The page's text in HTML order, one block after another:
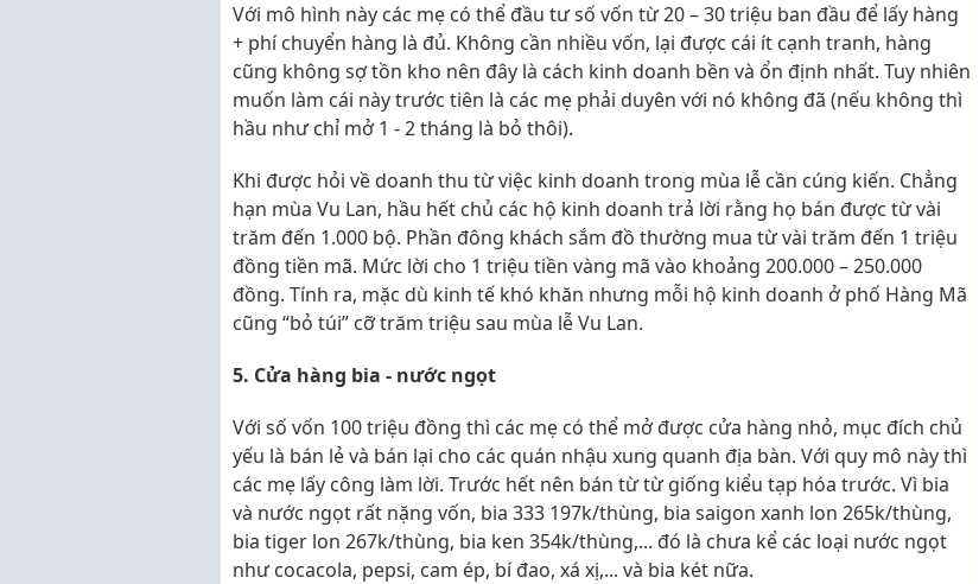
Với mô hình này các mẹ có thể đầu tư số vốn từ 20 – 30 triệu ban đầu để lấy hàng
+ phí chuyển hàng là đủ. Không cần nhiều vốn, lại được cái ít cạnh tranh, hàng
cũng không sợ tồn kho nên đây là cách kinh doanh bền và ổn định nhất. Tuy nhiên
muốn làm cái này trước tiên là các mẹ phải duyên với nó không đã (nếu không thì
hầu như chỉ mở 1 - 2 tháng là bỏ thôi).
Khi được hỏi về doanh thu từ việc kinh doanh trong mùa lễ cần cúng kiến. Chẳng
hạn mùa Vu Lan, hầu hết chủ các hộ kinh doanh trả lời rằng họ bán được từ vài
trăm đến 1.000 bộ. Phần đông khách sắm đồ thường mua từ vài trăm đến 1 triệu
đồng tiền mã. Mức lời cho 1 triệu tiền vàng mã vào khoảng 200.000 – 250.000
đồng. Tính ra, mặc dù kinh tế khó khăn nhưng mỗi hộ kinh doanh ở phố Hàng Mã
cũng “bỏ túi” cỡ trăm triệu sau mùa lễ Vu Lan.
5. Cửa hàng bia - nước ngọt
Với số vốn 100 triệu đồng thì các mẹ có thể mở được cửa hàng nhỏ, mục đích chủ
yếu là bán lẻ và bán lại cho các quán nhậu xung quanh địa bàn. Với quy mô này thì
các mẹ lấy công làm lời. Trước hết nên bán từ từ giống kiểu tạp hóa trước. Vì bia
và nước ngọt rất nặng vốn, bia 333 197k/thùng, bia saigon xanh lon 265k/thùng,
bia tiger lon 267k/thùng, bia ken 354k/thùng,... đó là chưa kể các loại nước ngọt
như cocacola, pepsi, cam ép, bí đao, xá xị,... và bia két nữa.